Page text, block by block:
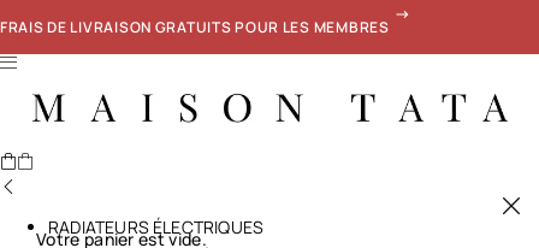
FRAIS DE LIVRAISON GRATUITS POUR LES MEMBRES
Votre panier est vide.
RADIATEURS ÉLECTRIQUES